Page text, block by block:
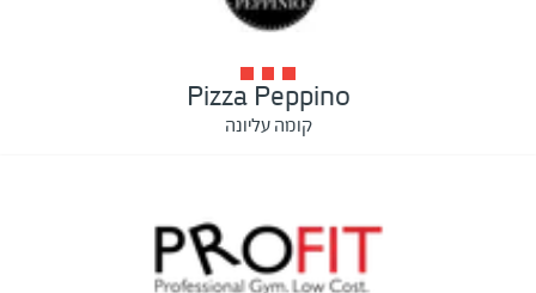
Pizza Peppino
קומה עליונה